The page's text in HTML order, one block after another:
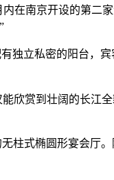
在南京开设的第二
独立私密的阳台，
欣赏到壮阔的长江
柱式椭圆形宴会厅